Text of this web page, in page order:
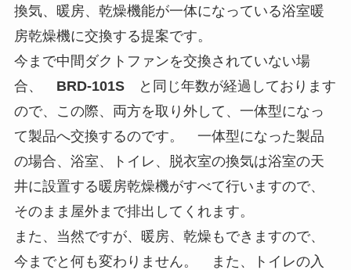
換気、暖房、乾燥機能が一体になっている浴室暖
房乾燥機に交換する提案です。
今まで中間ダクトファンを交換されていない場
合、 BRD-101Sと同じ年数が経過しております
ので、この際、両方を取り外して、一体型になっ
て製品へ交換するのです。 一体型になった製品
の場合、浴室、トイレ、脱衣室の換気は浴室の天
井に設置する暖房乾燥機がすべて行いますので、
そのまま屋外まで排出してくれます。
また、当然ですが、暖房、乾燥もできますので、
今までと何も変わりません。 また、トイレの入